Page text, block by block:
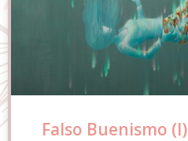
Falso Buenismo (I)